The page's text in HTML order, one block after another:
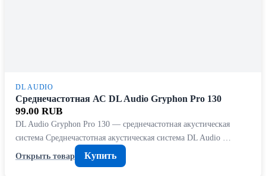
DL AUDIO
Среднечастотная АС DL Audio Gryphon Pro 130
99.00 RUB
DL Audio Gryphon Pro 130 — среднечастотная акустическая
система Среднечастотная акустическая система DL Audio …
Открыть товар
Купить